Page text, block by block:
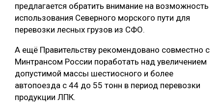
предлагается обратить внимание на возможность
использования Северного морского пути для
перевозки лесных грузов из СФО.
А ещё Правительству рекомендовано совместно с
Минтрансом России поработать над увеличением
допустимой массы шестиосного и более
автопоезда с 44 до 55 тонн в период перевозки
продукции ЛПК.